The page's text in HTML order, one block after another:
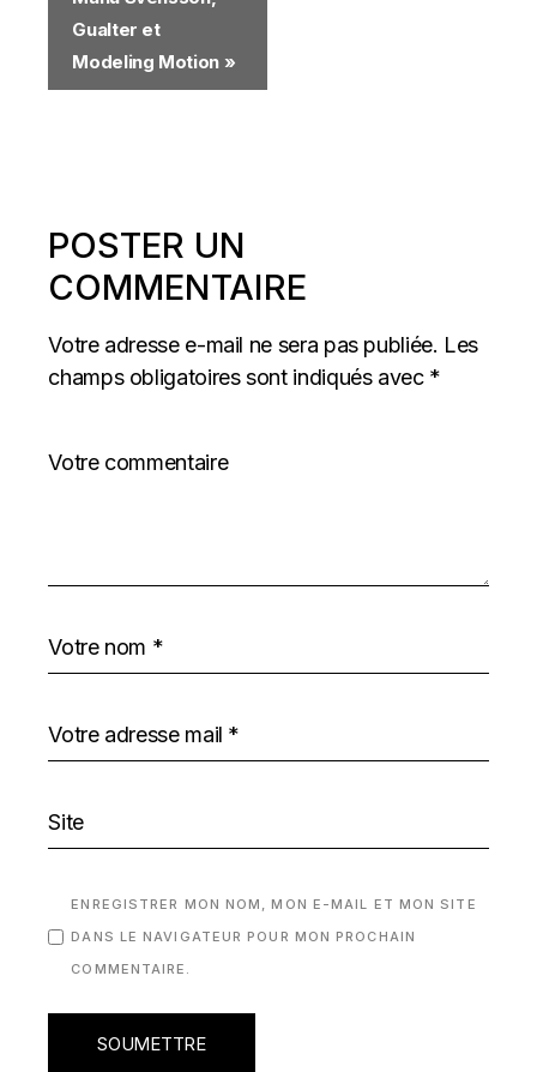
Gualter et
Modeling Motion »
POSTER UN
COMMENTAIRE
Votre adresse e-mail ne sera pas publiée. Les
champs obligatoires sont indiqués avec *
ENREGISTRER MON NOM, MON E-MAIL ET MON SITE
DANS LE NAVIGATEUR POUR MON PROCHAIN
COMMENTAIRE.
SOUMETTRE